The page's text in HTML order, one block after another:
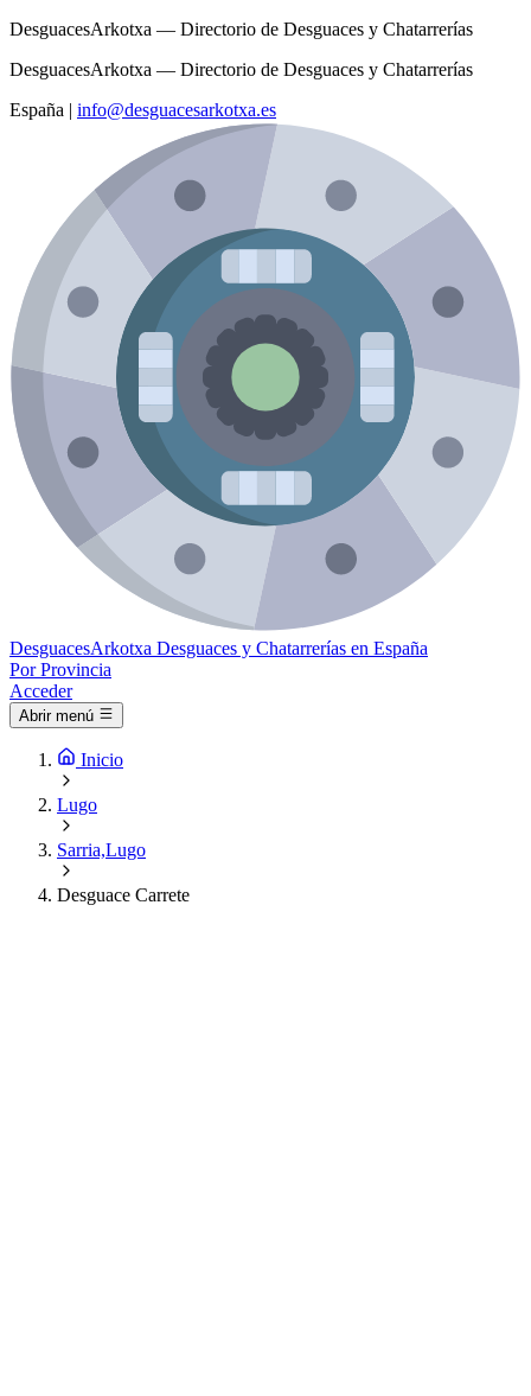
DesguacesArkotxa — Directorio de Desguaces y Chatarrerías
DesguacesArkotxa — Directorio de Desguaces y Chatarrerías
España | info@desguacesarkotxa.es
DesguacesArkotxa Desguaces y Chatarrerías en España
Por Provincia
Acceder
Abrir menú
Inicio
Lugo
Sarria,Lugo
Desguace Carrete